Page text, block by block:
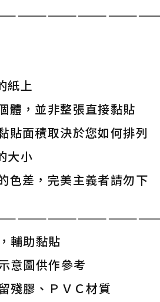
紙上
體，並非整張直接黏貼
貼面積取決於您如何排列
大小
色差，完美主義者請勿下
輔助黏貼
意圖供作參考
殘膠、ＰＶＣ材質